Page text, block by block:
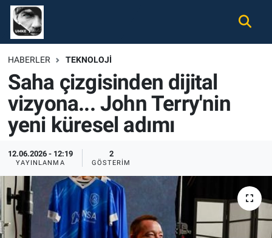
HABERLER TEKNOLOJI
Saha çizgisinden dijital
vizyona... John Terry'nin
yeni küresel adımı
12.06.2026 - 12:19
YAYINLANMA
2
GÖSTERIM
Gündem
Ekonomi
Spor
Tüm Haberler
İletişim
Künye
Nöbetçi Eczaneler
Hava Durumu
Namaz Vakitleri
Süper Lig Puan Durumu ve Fikstür
Tüm Manşetler
Son Dakika Haberleri